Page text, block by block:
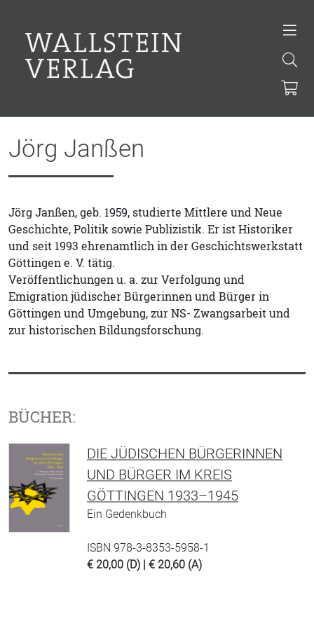
Jörg Janßen
Jörg Janßen, geb. 1959, studierte Mittlere und Neue
Geschichte, Politik sowie Publizistik. Er ist Historiker
und seit 1993 ehrenamtlich in der Geschichtswerkstatt
Göttingen e. V. tätig.
Veröffentlichungen u. a. zur Verfolgung und
Emigration jüdischer Bürgerinnen und Bürger in
Göttingen und Umgebung, zur NS- Zwangsarbeit und
zur historischen Bildungsforschung.
BÜCHER:
DIE JÜDISCHEN BÜRGERINNEN
UND BÜRGER IM KREIS
GÖTTINGEN 1933–1945
Ein Gedenkbuch
ISBN 978-3-8353-5958-1
€ 20,00 (D) | € 20,60 (A)